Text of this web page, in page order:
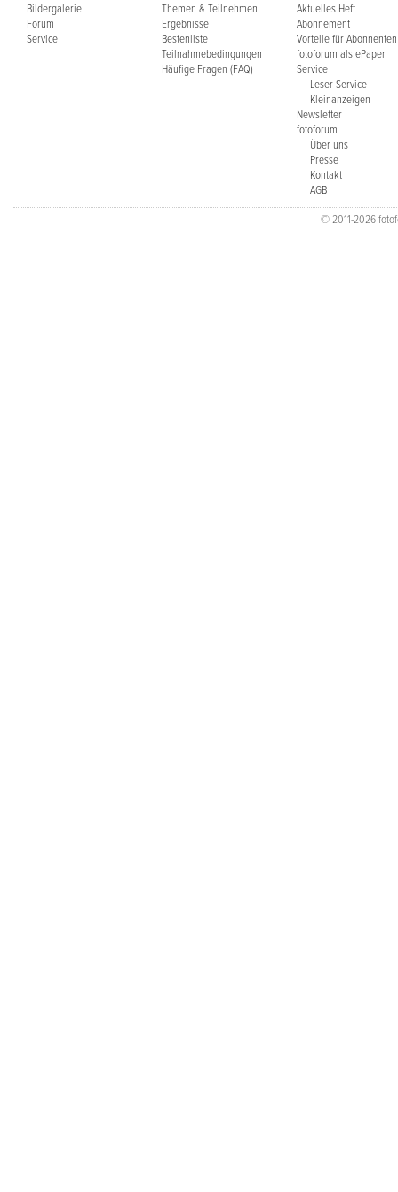
Bildergalerie
Forum
Service
Themen & Teilnehmen
Ergebnisse
Bestenliste
Teilnahmebedingungen
Häufige Fragen (FAQ)
Aktuelles Heft
Abonnement
Vorteile für Abonnenten
fotoforum als ePaper
Service
Leser-Service
Kleinanzeigen
Newsletter
fotoforum
Über uns
Presse
Kontakt
AGB
© 2011-2026